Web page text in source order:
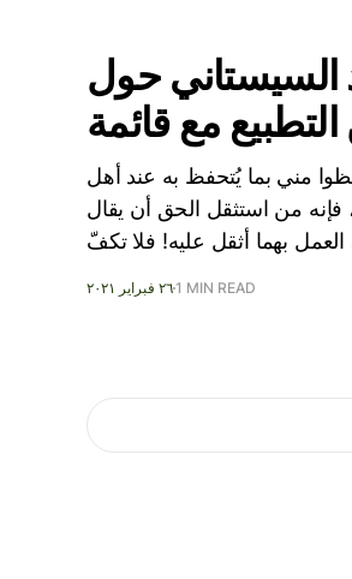
السيستاني حول
مني بما يُتحفظ به عند أهل
فإنه من استثقل الحق أن يقال
بهما أثقل عليه! فلا تكفّ
٢٦ فبراير ٢٠٢١1 MIN READ